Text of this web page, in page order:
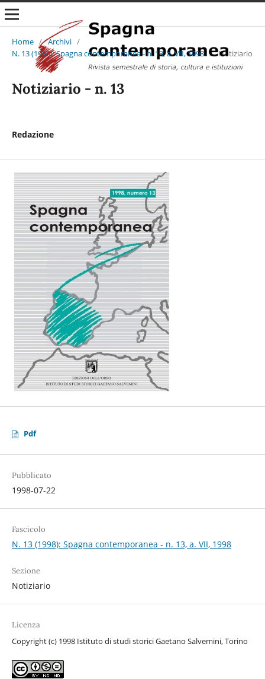
Home / Archivi /
N. 13 (1998): Spagna contemporanea - n. 13, a. VII, 1998 / Notiziario
Notiziario - n. 13
Redazione
Pdf
Pubblicato
1998-07-22
Fascicolo
N. 13 (1998): Spagna contemporanea - n. 13, a. VII, 1998
Sezione
Notiziario
Licenza
Copyright (c) 1998 Istituto di studi storici Gaetano Salvemini, Torino